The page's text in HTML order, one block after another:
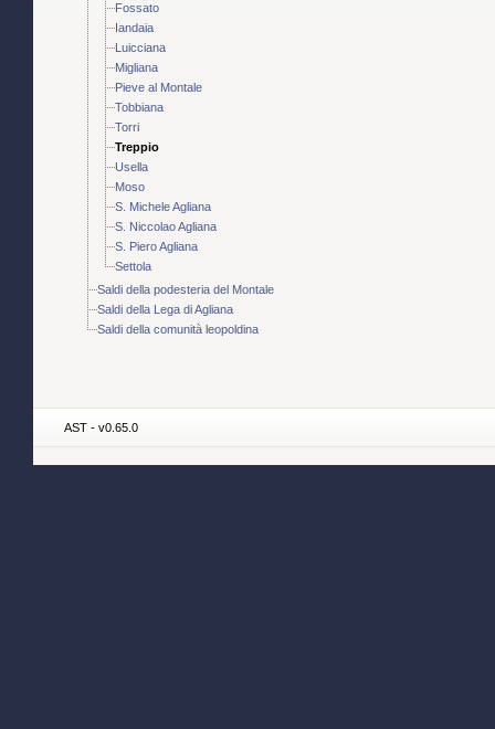
Fossato
Iandaia
Luicciana
Migliana
Pieve al Montale
Tobbiana
Torri
Treppio
Usella
Moso
S. Michele Agliana
S. Niccolao Agliana
S. Piero Agliana
Settola
Saldi della podesteria del Montale
Saldi della Lega di Agliana
Saldi della comunità leopoldina
AST - v0.65.0